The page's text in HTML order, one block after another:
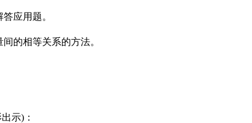
应用题。
的相等关系的方法。
示)：